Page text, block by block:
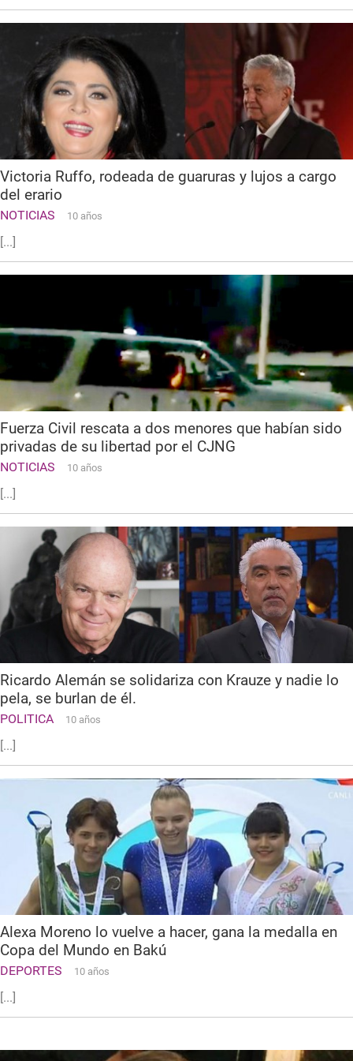
Victoria Ruffo, rodeada de guaruras y lujos a cargo
del erario
NOTICIAS 10 años
[...]
Fuerza Civil rescata a dos menores que habían sido
privadas de su libertad por el CJNG
NOTICIAS 10 años
[...]
Ricardo Alemán se solidariza con Krauze y nadie lo
pela, se burlan de él.
POLITICA 10 años
[...]
Alexa Moreno lo vuelve a hacer, gana la medalla en
Copa del Mundo en Bakú
DEPORTES 10 años
[...]